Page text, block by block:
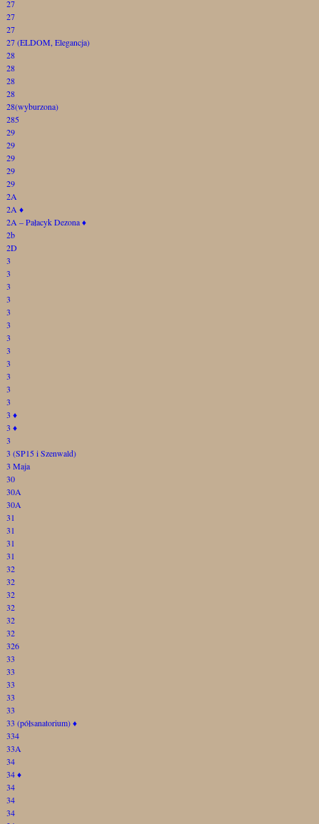
27
27
27
27 (ELDOM, Elegancja)
28
28
28
28
28(wyburzona)
285
29
29
29
29
29
2A
2A ♦
2A – Pałacyk Dezona♦
2b
2D
3
3
3
3
3
3
3
3
3
3
3
3
3 ♦
3 ♦
3
3 (SP15 i Szenwald)
3 Maja
30
30A
30A
31
31
31
31
32
32
32
32
32
32
326
33
33
33
33
33
33 (półsanatorium)♦
334
33A
34
34♦
34
34
34